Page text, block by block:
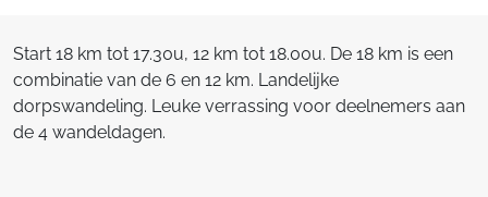
Start 18 km tot 17.30u, 12 km tot 18.00u. De 18 km is een
combinatie van de 6 en 12 km. Landelijke
dorpswandeling. Leuke verrassing voor deelnemers aan
de 4 wandeldagen.